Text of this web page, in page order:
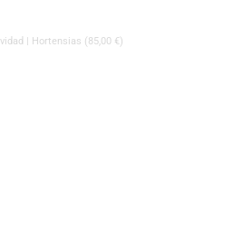
| Hortensias (85,00 €)